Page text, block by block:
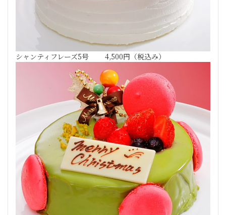
シャンティフレーズ5号 4,500円（税込み）